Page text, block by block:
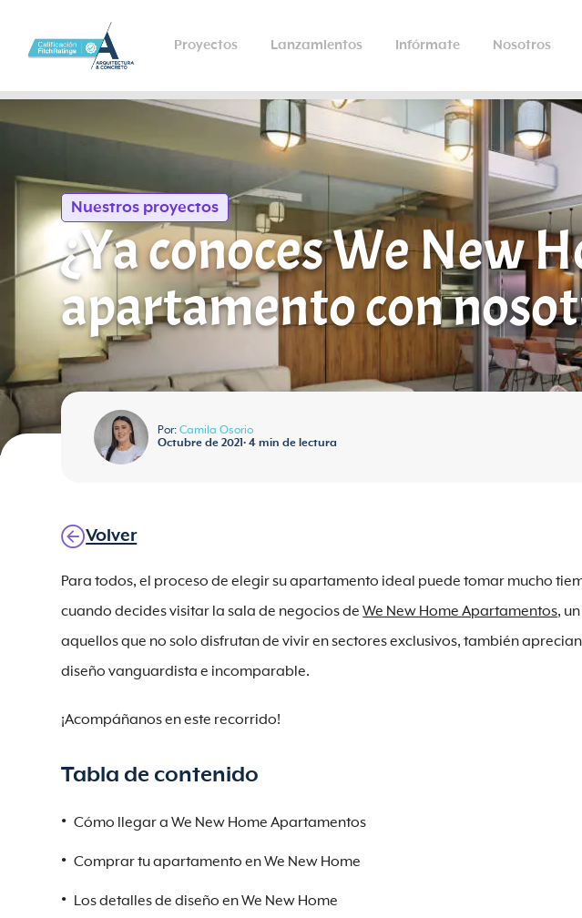
Proyectos Lanzamientos Infórmate Nosotros
Nuestros proyectos
¿Ya conoces We New
apartamento con
Por:Camila Osorio
Octubre de 2021• 4 min de lectura
Volver
Para todos, el proceso de elegir su apartamento ideal puede tomar mucho
cuando decides visitar la sala de negocios deWe New Home Apartamentos,
aquellos que no solo disfrutan de vivir en sectores exclusivos, también
diseño vanguardista e incomparable.
¡Acompáñanos en este recorrido!
Tabla de contenido
Cómo llegar a We New Home Apartamentos
Comprar tu apartamento en We New Home
Los detalles de diseño en We New Home